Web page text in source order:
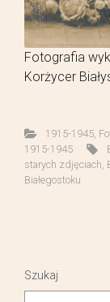
Fotografia
Korżycer
1915-1945,
1915-1945
starych zdjęciach
Białegostoku
Szukaj